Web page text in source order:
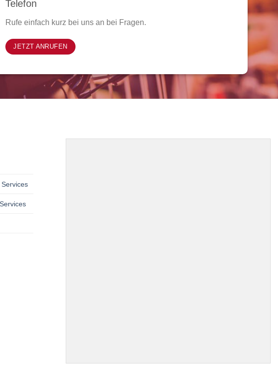
Telefon
Rufe einfach kurz bei uns an bei Fragen.
JETZT ANRUFEN